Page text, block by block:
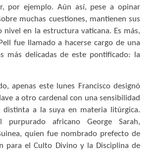
por ejemplo. Aún así, pese a opinar
muchas cuestiones, mantienen sus
nivel en la estructura vaticana. Es más,
fue llamado a hacerse cargo de una
más delicadas de este pontificado: la
apenas este lunes Francisco designó
a otro cardenal con una sensibilidad
distinta a la suya en materia litúrgica.
africano George Sarah,
quien fue nombrado prefecto de
para el Culto Divino y la Disciplina de